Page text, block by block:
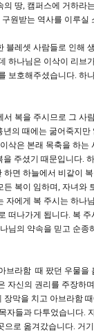
땅, 캠퍼스에 거하라
원받는 역사를 이루실
레셋 사람들로 인해
하나님은 이삭이 리브
호해주셨습니다. 하
복을 주시므로 그 사
의 때에는 굶어죽지
삭은 본래 목축을 하는
주셨기 때문입니다.
면 하늘에서 비같이
복이 임하며, 자녀와
에게 복 주시는 하나
떠나가게 됩니다. 복
님의 약속을 믿고 순종
브라함 때 팠던 우물을
자신의 권리를 주장하
막을 치고 아브라함
자들과 다투었습니다.
으로 옮겨갔습니다. 거